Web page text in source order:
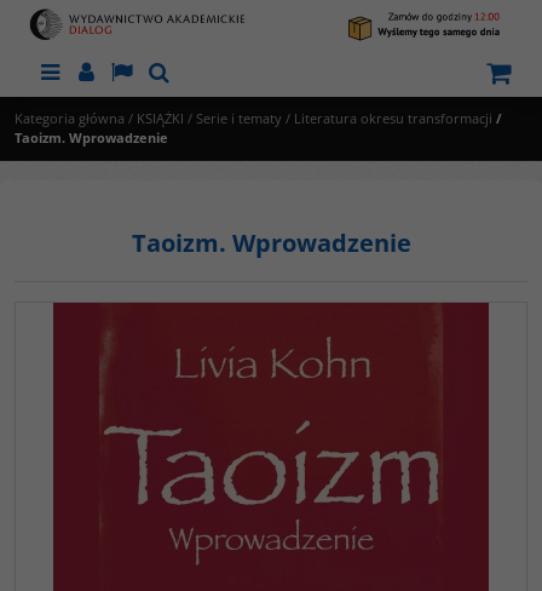
MenuPanelLangSzukaj
Kategoria główna / KSIĄŻKI / Serie i tematy / Literatura okresu transformacji /
Taoizm. Wprowadzenie
Taoizm. Wprowadzenie